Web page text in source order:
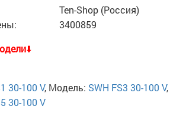
Ten-Shop (Россия)
3400859
⬇️
30-100 V, Модель: SWH FS3 30-100 V,
30-100 V